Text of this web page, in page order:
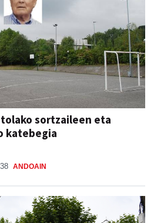
sortzaileen eta
katebegia
ANDOAIN